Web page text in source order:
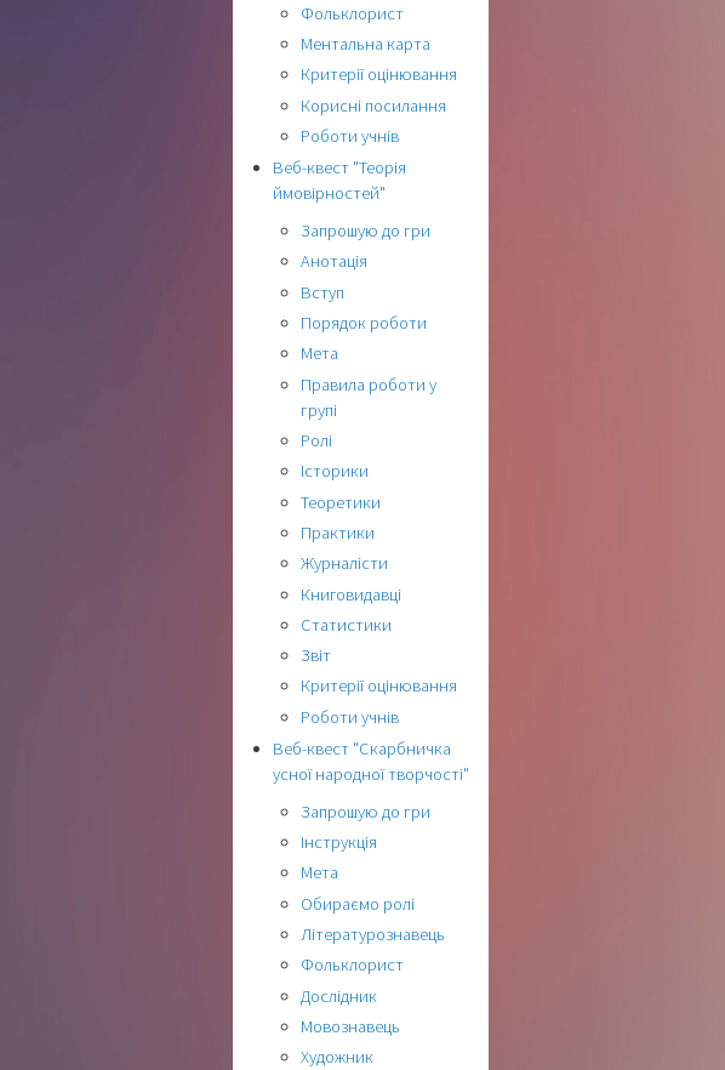
Фольклорист
Ментальна карта
Критерії оцінювання
Корисні посилання
Роботи учнів
Веб-квест "Теорія
ймовірностей"
Запрошую до гри
Анотація
Вступ
Порядок роботи
Мета
Правила роботи у
групі
Ролі
Історики
Теоретики
Практики
Журналісти
Книговидавці
Статистики
Звіт
Критерії оцінювання
Роботи учнів
Веб-квест "Скарбничка
усної народної творчості"
Запрошую до гри
Інструкція
Мета
Обираємо ролі
Літературознавець
Фольклорист
Дослідник
Мовознавець
Художник